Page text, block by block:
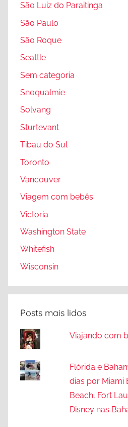
São Luiz do Paraitinga
São Paulo
São Roque
Seattle
Sem categoria
Snoqualmie
Solvang
Sturtevant
Tibau do Sul
Toronto
Vancouver
Viagem com bebês
Victoria
Washington State
Whitefish
Wisconsin
Posts mais lidos
Viajando com
Flórida e
dias por Miami
Beach, Fort
Disney nas